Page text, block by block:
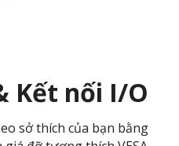
Kết nối I/O
sở thích của bạn bằng